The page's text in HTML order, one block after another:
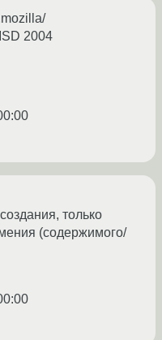
2004
только
(содержимого/